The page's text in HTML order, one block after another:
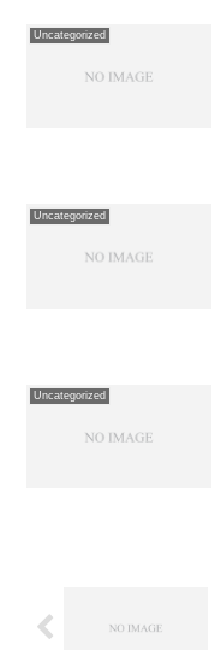
Uncategorized
Uncategorized
Uncategorized